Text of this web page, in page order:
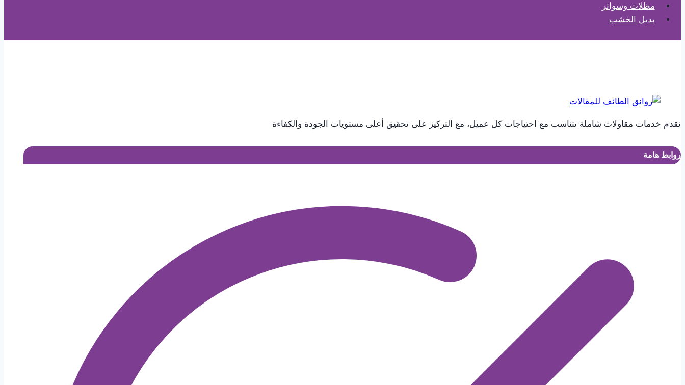
مظلات وسواتر
بديل الخشب
نقدم خدمات مقاولات شاملة تتناسب مع احتياجات كل عميل، مع التركيز على تحقيق أعلى مستويات الجودة والكفاءة
روابط هامة